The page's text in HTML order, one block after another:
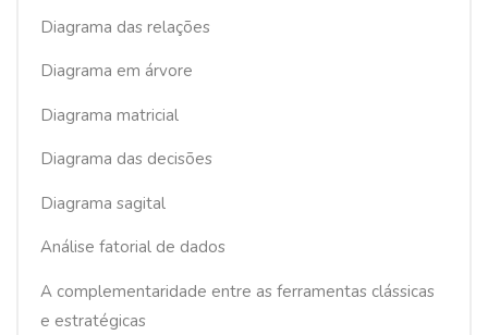
Diagrama das relações
Diagrama em árvore
Diagrama matricial
Diagrama das decisões
Diagrama sagital
Análise fatorial de dados
A complementaridade entre as ferramentas clássicas
e estratégicas